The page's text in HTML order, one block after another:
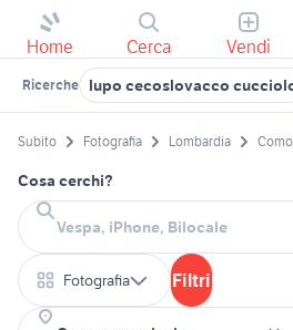
Home Cerca Vendi
Ricerche lupo cecoslovacco
Subito Fotografia Lombardia
Cosa cerchi?
Fotografia Filtri